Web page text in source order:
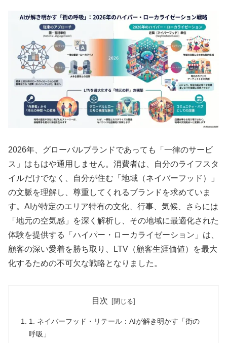
2026年、グローバルブランドであっても「一律のサービ
ス」はもはや通用しません。消費者は、自分のライフスタ
イルだけでなく、自分が住む「地域（ネイバーフッド）」
の文脈を理解し、尊重してくれるブランドを求めていま
す。AIが特定のエリア特有の文化、行事、気候、さらには
「地元の空気感」を深く解析し、その地域に最適化された
体験を提供する「ハイパー・ローカライゼーション」は、
顧客の深い愛着を勝ち取り、LTV（顧客生涯価値）を最大
化するための不可欠な戦略となりました。
目次
1. ネイバーフッド・リテール：AIが解き明かす「街の
呼吸」